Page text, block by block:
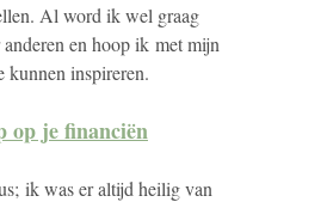
Al word ik wel graag
en hoop ik met mijn
kunnen inspireren.
op je financiën
ik was er altijd heilig van